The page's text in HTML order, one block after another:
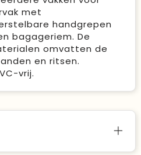
met
handgrepen
bagageriem. De
omvatten de
en ritsen.
vrij.